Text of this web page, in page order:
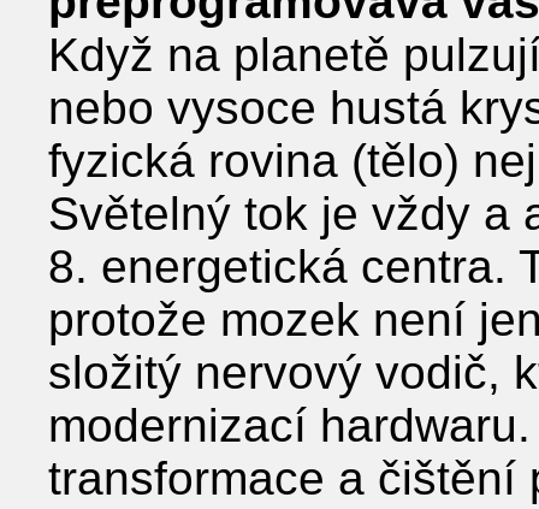
Když na planetě
nebo vysoce hustá
fyzická rovina (tělo)
Světelný tok je vždy a
8. energetická centra.
protože mozek není
složitý nervový vodič,
modernizací
transformace a čištění